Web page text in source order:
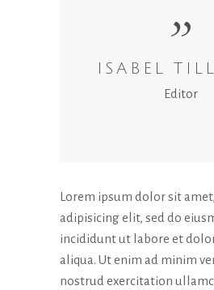
ISABEL
Editor
Lorem ipsum dolor sit
adipisicing elit, sed do
incididunt ut labore et
aliqua. Ut enim ad minim
nostrud exercitation